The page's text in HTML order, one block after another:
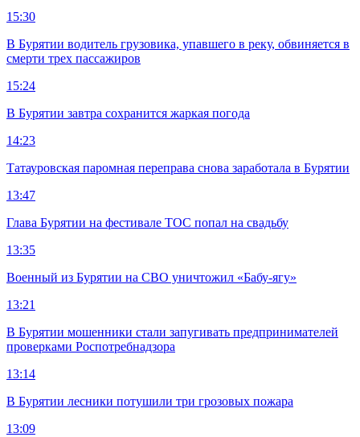
15:30
В Бурятии водитель грузовика, упавшего в реку, обвиняется в
смерти трех пассажиров
15:24
В Бурятии завтра сохранится жаркая погода
14:23
Татауровская паромная переправа снова заработала в Бурятии
13:47
Глава Бурятии на фестивале ТОС попал на свадьбу
13:35
Военный из Бурятии на СВО уничтожил «Бабу-ягу»
13:21
В Бурятии мошенники стали запугивать предпринимателей
проверками Роспотребнадзора
13:14
В Бурятии лесники потушили три грозовых пожара
13:09